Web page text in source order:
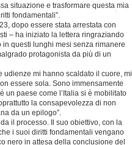
situazione e trasformare questa mia
fondamentali”.
dopo essere stata arrestata con
– ha iniziato la lettera ringraziando
questi lunghi mesi senza rimanere
protagonista da più di un
udienze mi hanno scaldato il cuore, mi
essere sola. Sono immensamente
un paese come l’Italia si è mobilitato
la consapevolezza di non
da un epilogo”.
il processo. Il suo obiettivo, con la
i suoi diritti fondamentali vengano
nero in attesa della conclusione del